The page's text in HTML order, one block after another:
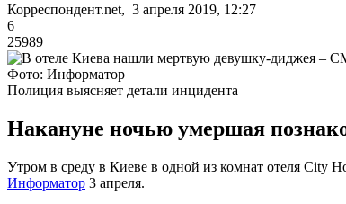
Корреспондент.net, 3 апреля 2019, 12:27
6
25989
Фото: Информатор
Полиция выясняет детали инцидента
Накануне ночью умершая
Утром в среду в Киеве в одной из комнат отеля City
Информатор 3 апреля.